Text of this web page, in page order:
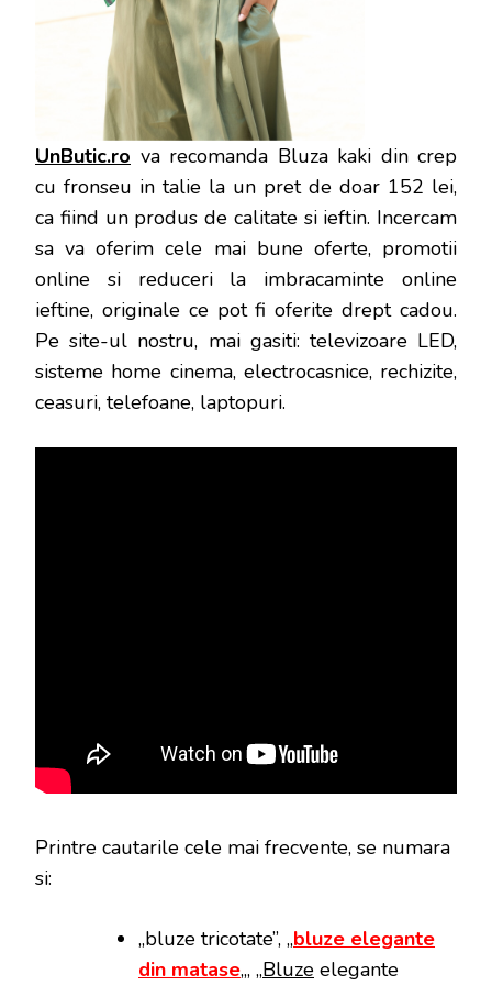
UnButic.ro va recomanda Bluza kaki din crep
cu fronseu in talie la un pret de doar 152 lei,
ca fiind un produs de calitate si ieftin. Incercam
sa va oferim cele mai bune oferte, promotii
online si reduceri la imbracaminte online
ieftine, originale ce pot fi oferite drept cadou.
Pe site-ul nostru, mai gasiti: televizoare LED,
sisteme home cinema, electrocasnice, rechizite,
ceasuri, telefoane, laptopuri.
Printre cautarile cele mai frecvente, se numara
si:
„bluze tricotate”, „bluze elegante
din matase„, „Bluze elegante